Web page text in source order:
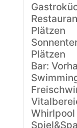
Plätzen
Plätzen
Bar:
Whirlpool